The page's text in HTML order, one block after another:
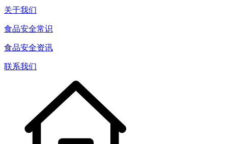
关于我们
食品安全常识
食品安全资讯
联系我们